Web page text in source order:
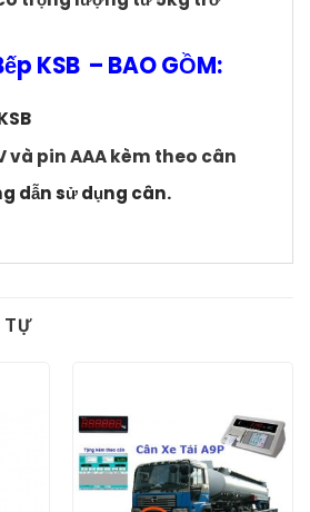
KSB – BAO GỒM:
và pin AAAkèm theo cân
dẫn sử dụng cân.
TỰ